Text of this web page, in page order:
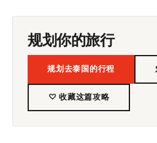
规划你的旅行
规划去泰国的行程
♡ 收藏这篇攻略